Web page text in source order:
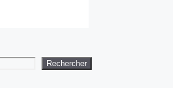
Rechercher